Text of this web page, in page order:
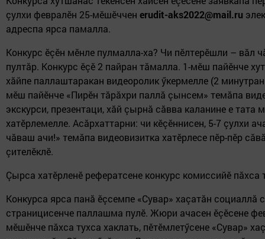
çулхи февралӗн 25-мӗшӗччен erudit-aks2022@mail.ru
адреспа ярса памалла.
Конкурс ӗçӗн мӗнле пулмалла-ха? Чи пӗлтерӗшли – вăл
пултăр. Конкурс ӗçӗ 2 пайран тăмалла. 1-мӗш пайӗнче
хăйпе паллаштаракан видеоролик ӳкермелле (2
мӗш пайӗнче «Пирӗн тăрăхри паллă çынсем» темăпа
экскурси, презентаци, хăй çырнă сăвва каланине е тата
хатӗрлемелле. Асăрхаттарни: чи кӗçӗннисен, 5-7 çулхи
чăваш ачи!» темăпа видеовизитка хатӗрлесе пӗр-пӗр
çителӗклӗ.
Çырса хатӗрленӗ рефератсене конкурс комиссийӗ пăхса
Конкурса ярса панă ӗçсемпе «Сувар» хаçатăн социаллă
страницисенче паллашма пулӗ. Жюри ачасен ӗçӗсене
мӗшӗнче пăхса тухса хаклать, пӗтӗмлетӳсене «Сувар»